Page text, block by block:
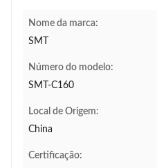
Nome da marca:
SMT
Número do modelo:
SMT-C160
Local de Origem:
China
Certificação: